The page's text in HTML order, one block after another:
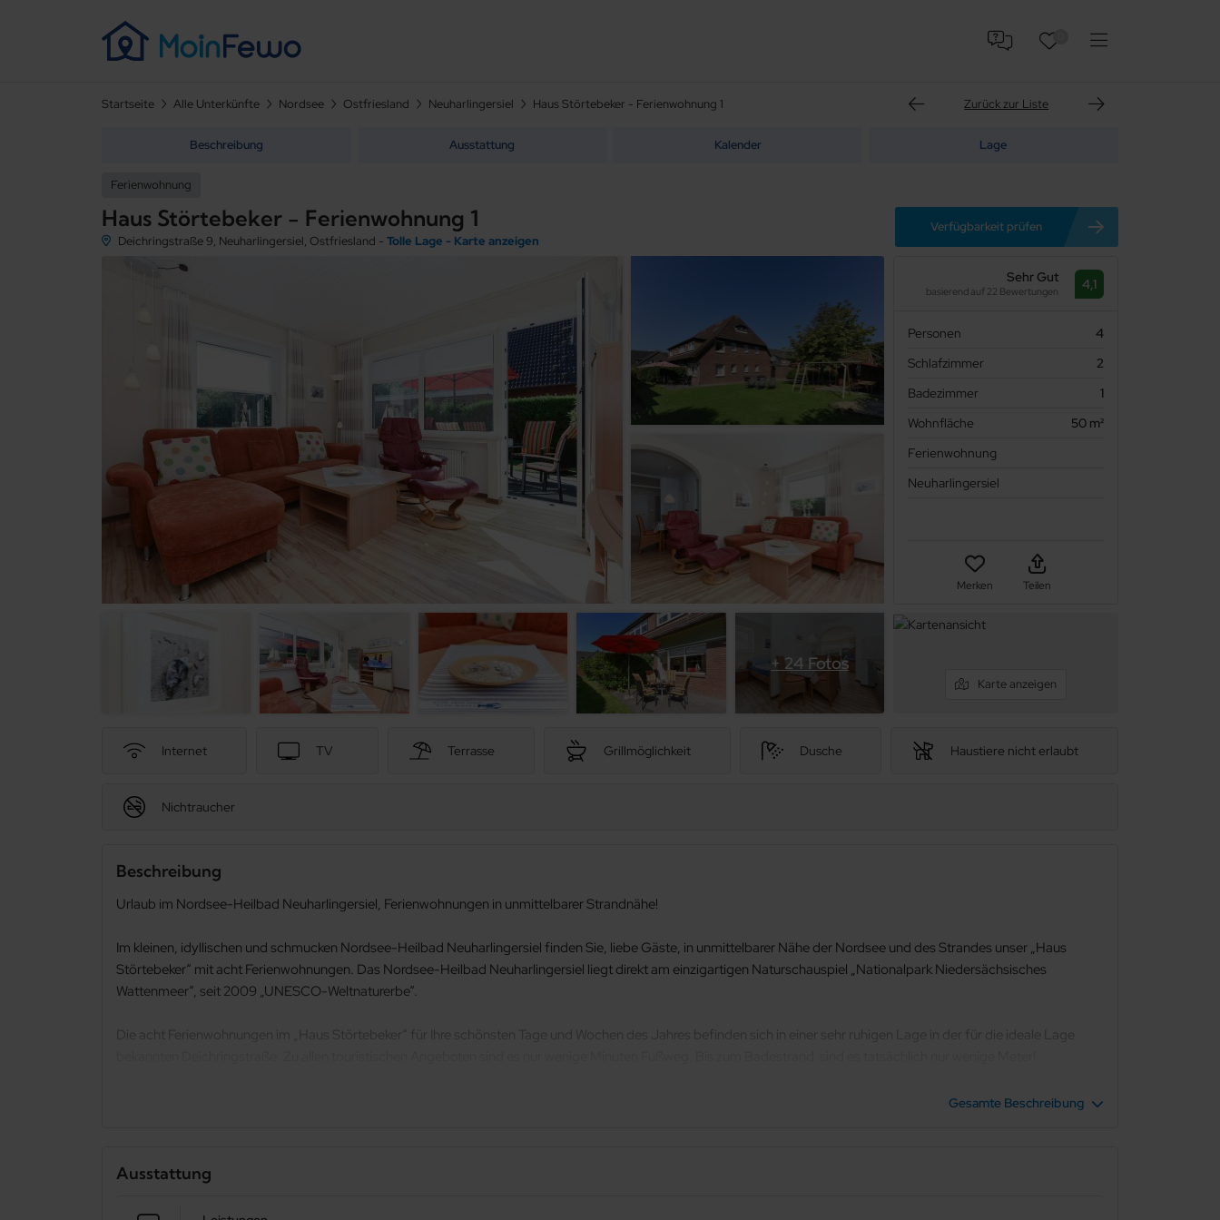
Startseite Alle Unterkünfte Nordsee Ostfriesland Neuharlingersiel Haus Störtebeker - Ferienwohnung 1 Zurück zur Liste
Beschreibung Ausstattung Kalender Lage
Ferienwohnung
Haus Störtebeker - Ferienwohnung 1
Deichringstraße 9, Neuharlingersiel, Ostfriesland - Tolle Lage - Karte anzeigen
Verfügbarkeit prüfen
+ 24 Fotos
4,1
Sehr Gut
basierend auf 22 Bewertungen
Personen
4
Schlafzimmer
2
Badezimmer
1
Wohnfläche
50 m²
Ferienwohnung
Neuharlingersiel
Merken Teilen
Karte anzeigen
Internet TV Terrasse Grillmöglichkeit Dusche Haustiere nicht erlaubt
Nichtraucher
Beschreibung
Urlaub im Nordsee-Heilbad Neuharlingersiel, Ferienwohnungen in unmittelbarer Strandnähe!
Im kleinen, idyllischen und schmucken Nordsee-Heilbad Neuharlingersiel finden Sie, liebe Gäste, in unmittelbarer Nähe der Nordsee und des Strandes unser „Haus
Störtebeker“ mit acht Ferienwohnungen. Das Nordsee-Heilbad Neuharlingersiel liegt direkt am einzigartigen Naturschauspiel „Nationalpark Niedersächsisches
Wattenmeer“, seit 2009 „UNESCO-Weltnaturerbe“.
Die acht Ferienwohnungen im „Haus Störtebeker“ für Ihre schönsten Tage und Wochen des Jahres befinden sich in einer sehr ruhigen Lage in der für die ideale Lage
Die acht gemütlichen Ferienwohnungen sind verschieden groß und bieten Platz für jeweils 2 bis 4 Personen, 2 bis 3 und für 1 bis 2 Personen. Sie sind gemütlich und
In den Ferienwohnungen 4,5 und 6 dürfen Sie nach Absprache gerne Ihr Haustier mitbringen.
Gesamte Beschreibung
Ausstattung